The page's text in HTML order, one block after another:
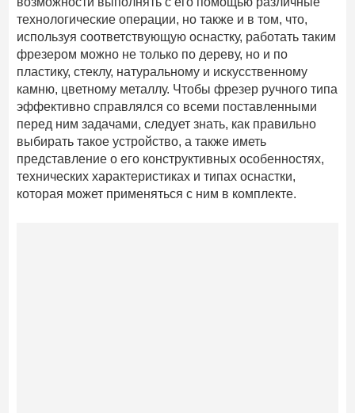
технологические операции, но также и в том, что,
используя соответствующую оснастку, работать таким
фрезером можно не только по дереву, но и по
пластику, стеклу, натуральному и искусственному
камню, цветному металлу. Чтобы фрезер ручного типа
эффективно справлялся со всеми поставленными
перед ним задачами, следует знать, как правильно
выбирать такое устройство, а также иметь
представление о его конструктивных особенностях,
технических характеристиках и типах оснастки,
которая может применяться с ним в комплекте.